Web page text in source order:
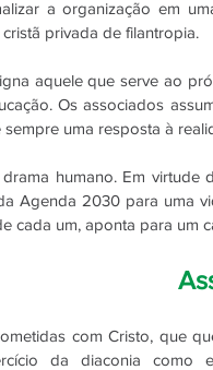
a organização em
privada de filantropia.
aquele que serve ao
Os associados
sempre uma resposta à
humano. Em
Agenda 2030 para uma
cada um, aponta para um
com Cristo, que
da diaconia